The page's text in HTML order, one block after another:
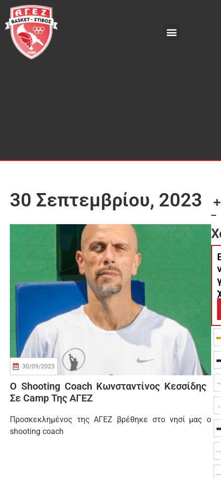
30 Σεπτεμβρίου, 2023
30/09/2023
Ο Shooting Coach Κωνσταντίνος Κεσσίδης
Σε Camp Της ΑΓΕΖ
Προσκεκλημένος της ΑΓΕΖ βρέθηκε στο νησί μας ο
shooting coach